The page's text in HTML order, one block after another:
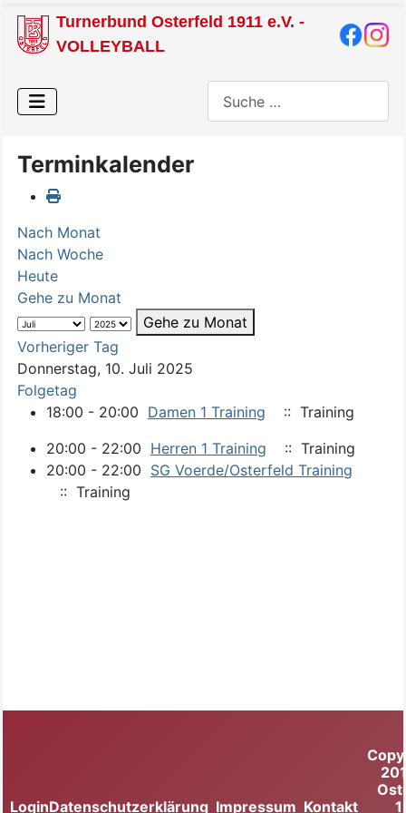
Turnerbund Osterfeld 1911 e.V. -
VOLLEYBALL
Terminkalender
Nach Monat
Nach Woche
Heute
Gehe zu Monat
Gehe zu Monat
Vorheriger Tag
Donnerstag, 10. Juli 2025
Folgetag
18:00 - 20:00 Damen 1 Training
:: Training
20:00 - 22:00 Herren 1 Training
:: Training
20:00 - 22:00 SG Voerde/Osterfeld Training
:: Training
LoginDatenschutzerklärung Impressum Kontakt